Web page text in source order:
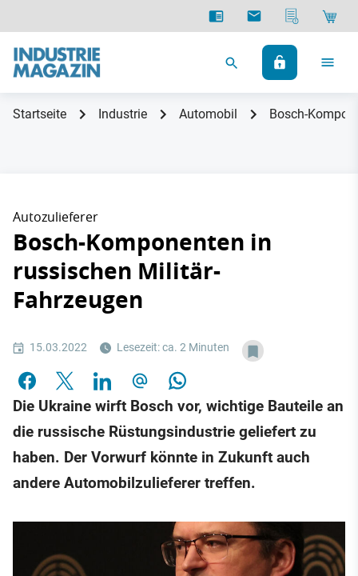
Startseite Industrie Automobil Bosch-
Autozulieferer
Bosch-Komponenten in
russischen Militär-
Fahrzeugen
15.03.2022 Lesezeit: ca. 2 Minuten
Die Ukraine wirft Bosch vor, wichtige Bauteile an
die russische Rüstungsindustrie geliefert zu
haben. Der Vorwurf könnte in Zukunft auch
andere Automobilzulieferer treffen.